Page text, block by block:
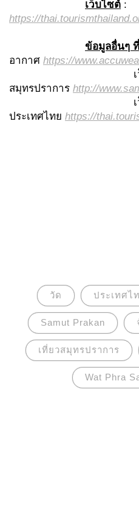
เว็บไซต์ :
https://
ข้อมูลอื่นๆ
อากาศ https://
เว็บไซต์จั
สมุทรปราการ http://
เว็บไซต์การ
ประเทศไทย https://
วัด ประเทศไ
Samut Prakan
เที่ยวสมุทรปราการ
Wat Phra